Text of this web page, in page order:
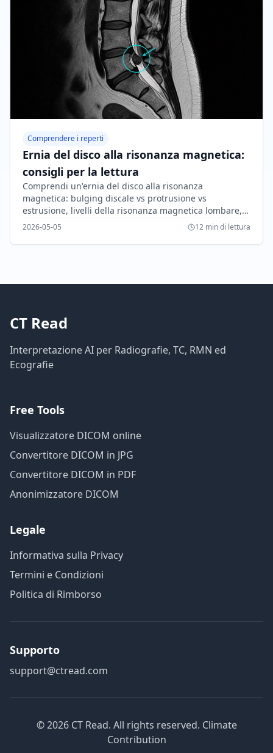
Comprendere i reperti
Ernia del disco alla risonanza magnetica:
consigli per la lettura
Comprendi un'ernia del disco alla risonanza
magnetica: bulging discale vs protrusione vs
estrusione, livelli della risonanza magnetica lombare,
compressione della radice nervosa, stenosi spinale e
2026-05-05 12 min di lettura
CT Read
Interpretazione AI per Radiografie, TC, RMN ed
Ecografie
Free Tools
Visualizzatore DICOM online
Convertitore DICOM in JPG
Convertitore DICOM in PDF
Anonimizzatore DICOM
Legale
Informativa sulla Privacy
Termini e Condizioni
Politica di Rimborso
Supporto
support@ctread.com
©2026CT Read. All rights reserved. Climate
Contribution